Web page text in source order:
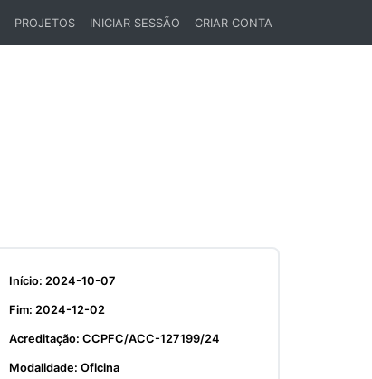
PROJETOS INICIAR SESSÃO CRIAR CONTA
Início: 2024-10-07
Fim: 2024-12-02
Acreditação: CCPFC/ACC-127199/24
Modalidade: Oficina